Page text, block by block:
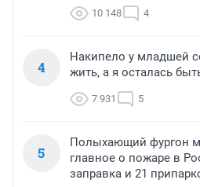
10 148 4
4
Накипело у младшей
жить, а я осталась
7 931 5
5
Полыхающий фургон
главное о пожаре в
заправка и 21